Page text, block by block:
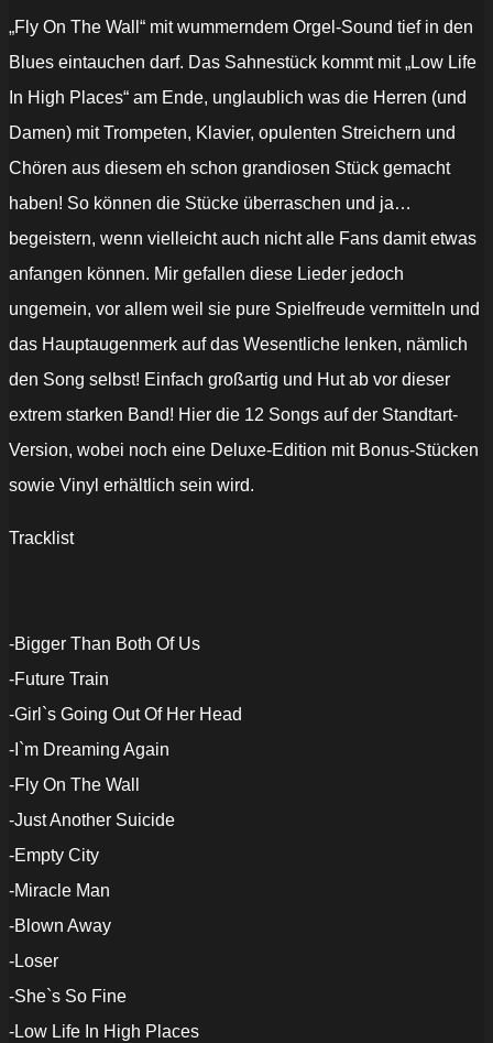
„Fly On The Wall“ mit wummerndem Orgel-Sound tief in den
Blues eintauchen darf. Das Sahnestück kommt mit „Low Life
In High Places“ am Ende, unglaublich was die Herren (und
Damen) mit Trompeten, Klavier, opulenten Streichern und
Chören aus diesem eh schon grandiosen Stück gemacht
haben! So können die Stücke überraschen und ja…
begeistern, wenn vielleicht auch nicht alle Fans damit etwas
anfangen können. Mir gefallen diese Lieder jedoch
ungemein, vor allem weil sie pure Spielfreude vermitteln und
das Hauptaugenmerk auf das Wesentliche lenken, nämlich
den Song selbst! Einfach großartig und Hut ab vor dieser
extrem starken Band! Hier die 12 Songs auf der Standtart-
Version, wobei noch eine Deluxe-Edition mit Bonus-Stücken
sowie Vinyl erhältlich sein wird.
Tracklist
-Bigger Than Both Of Us
-Future Train
-Girl`s Going Out Of Her Head
-I`m Dreaming Again
-Fly On The Wall
-Just Another Suicide
-Empty City
-Miracle Man
-Blown Away
-Loser
-She`s So Fine
-Low Life In High Places